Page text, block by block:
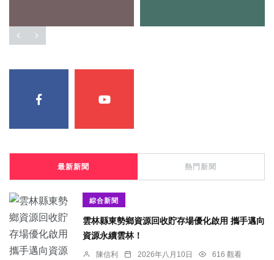
最新新聞 熱門新聞
綜合新聞
雲林縣東勢鄉資源回收貯存場優化啟用 攜手邁向
資源永續雲林！
陳信利 2026年八月10日
616 觀看